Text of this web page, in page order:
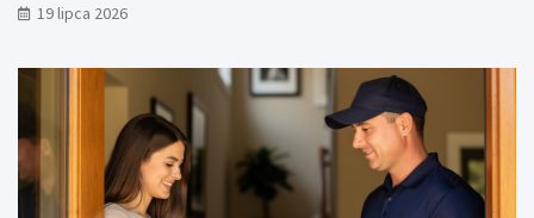
19 lipca 2026